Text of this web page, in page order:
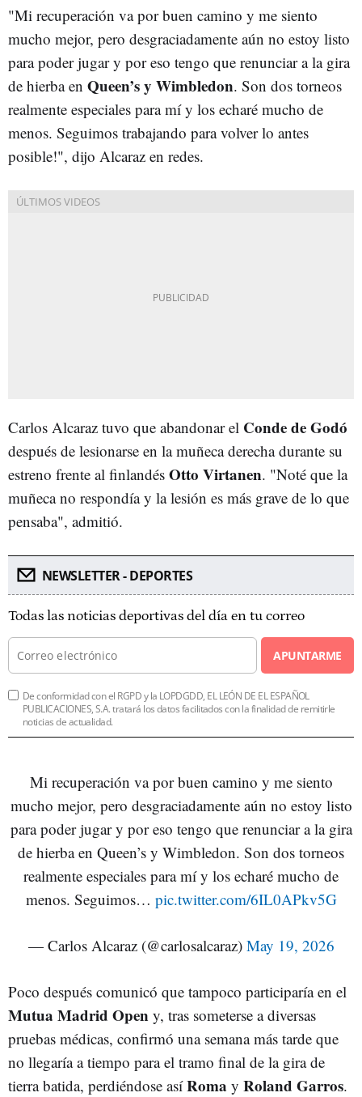
"Mi recuperación va por buen camino y me siento
mucho mejor, pero desgraciadamente aún no estoy listo
para poder jugar y por eso tengo que renunciar a la gira
de hierba en Queen’s y Wimbledon. Son dos torneos
realmente especiales para mí y los echaré mucho de
menos. Seguimos trabajando para volver lo antes
posible!", dijo Alcaraz en redes.
Carlos Alcaraz tuvo que abandonar el Conde de Godó
después de lesionarse en la muñeca derecha durante su
estreno frente al finlandés Otto Virtanen. "Noté que la
muñeca no respondía y la lesión es más grave de lo que
pensaba", admitió.
NEWSLETTER - DEPORTES
Todas las noticias deportivas del día en tu correo
APUNTARME
De conformidad con el RGPD y la LOPDGDD, EL LEÓN DE EL ESPAÑOL
PUBLICACIONES, S.A. tratará los datos facilitados con la finalidad de remitirle
noticias de actualidad.
Mi recuperación va por buen camino y me siento
mucho mejor, pero desgraciadamente aún no estoy listo
para poder jugar y por eso tengo que renunciar a la gira
de hierba en Queen’s y Wimbledon. Son dos torneos
realmente especiales para mí y los echaré mucho de
menos. Seguimos… pic.twitter.com/6IL0APkv5G
— Carlos Alcaraz (@carlosalcaraz) May 19, 2026
Poco después comunicó que tampoco participaría en el
Mutua Madrid Open y, tras someterse a diversas
pruebas médicas, confirmó una semana más tarde que
no llegaría a tiempo para el tramo final de la gira de
tierra batida, perdiéndose asíRoma y Roland Garros.